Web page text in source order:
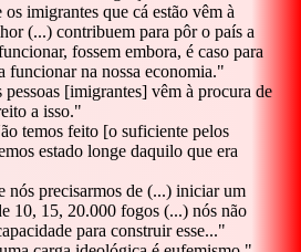
os imigrantes que cá estão vêm à
(...) contribuem para pôr o país a
fossem embora, é caso para
funcionar na nossa economia."
pessoas [imigrantes] vêm à procura de
a isso."
temos feito [o suficiente pelos
estado longe daquilo que era
nós precisarmos de (...) iniciar um
10, 15, 20.000 fogos (...) nós não
para construir esse..."